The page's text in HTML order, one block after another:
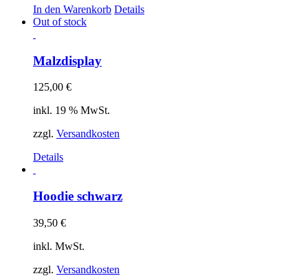
In den Warenkorb Details
Out of stock
Malzdisplay
125,00 €
inkl. 19 % MwSt.
zzgl. Versandkosten
Details
Hoodie schwarz
39,50 €
inkl. MwSt.
zzgl. Versandkosten